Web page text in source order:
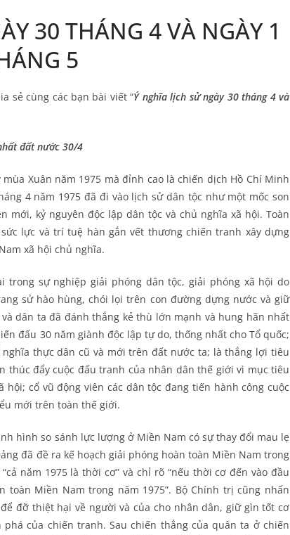
30 THÁNG 4 VÀ NGÀY 1
5
sẻ cùng các bạn bài viết “Ý nghĩa lịch sử ngày 30 tháng 4 và
đất nước 30/4
Xuân năm 1975 mà đỉnh cao là chiến dịch Hồ Chí Minh
4 năm 1975 đã đi vào lịch sử dân tộc như một mốc son
mới, kỷ nguyên độc lập dân tộc và chủ nghĩa xã hội. Toàn
lực và trí tuệ hàn gắn vết thương chiến tranh xây dựng
xã hội chủ nghĩa.
trong sự nghiệp giải phóng dân tộc, giải phóng xã hội do
sử hào hùng, chói lọi trên con đường dựng nước và giữ
dân ta đã đánh thắng kẻ thù lớn mạnh và hung hãn nhất
đấu 30 năm giành độc lập tự do, thống nhất cho Tổ quốc;
thực dân cũ và mới trên đất nước ta; là thắng lợi tiêu
thúc đẩy cuộc đấu tranh của nhân dân thế giới vì mục tiêu
cổ vũ động viên các dân tộc đang tiến hành công cuộc
mới trên toàn thế giới.
hình so sánh lực lượng ở Miền Nam có sự thay đổi mau lẹ
đã đề ra kế hoạch giải phóng hoàn toàn Miền Nam trong
năm 1975 là thời cơ” và chỉ rõ “nếu thời cơ đến vào đầu
Miền Nam trong năm 1975”. Bộ Chính trị cũng nhấn
đỡ thiệt hại về người và của cho nhân dân, giữ gìn tốt cơ
của chiến tranh. Sau chiến thắng của quân ta ở chiến